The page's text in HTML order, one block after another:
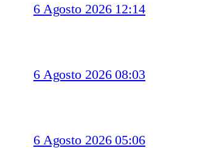
6 Agosto 2026 12:14
6 Agosto 2026 08:03
6 Agosto 2026 05:06